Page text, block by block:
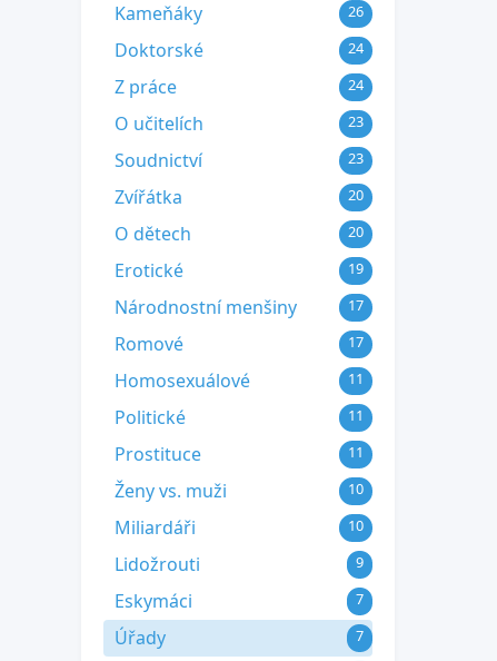
Kameňáky 26
Doktorské 24
Z práce 24
O učitelích 23
Soudnictví 23
Zvířátka 20
O dětech 20
Erotické 19
Národnostní menšiny 17
Romové 17
Homosexuálové 11
Politické 11
Prostituce 11
Ženy vs. muži 10
Miliardáři 10
Lidožrouti 9
Eskymáci 7
Úřady 7